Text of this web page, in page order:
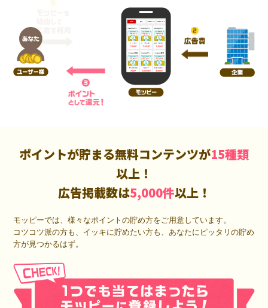
ポイントが貯まる無料コンテンツが15種類
以上！
広告掲載数は5,000件以上！
モッピーでは、様々なポイントの貯め方をご用意しています。
コツコツ派の方も、イッキに貯めたい方も、あなたにピッタリの貯め
方が見つかるはず。